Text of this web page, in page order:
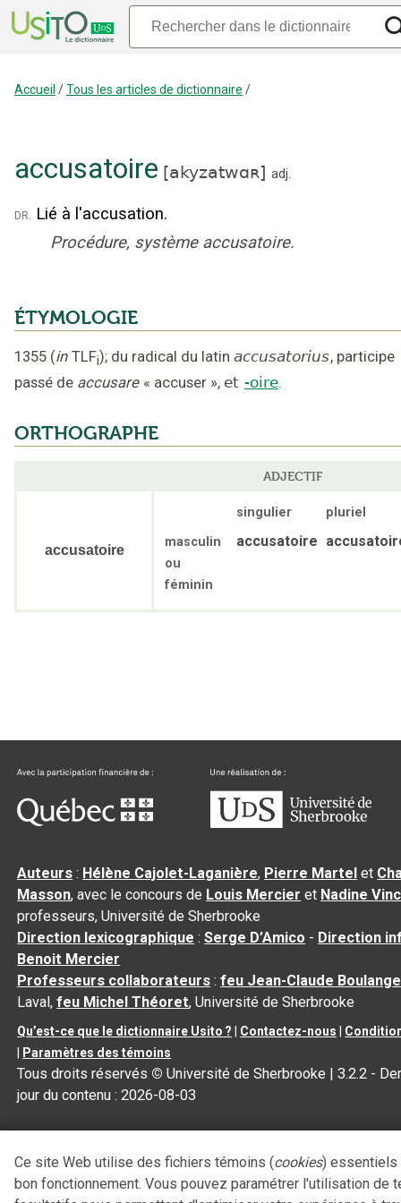
Accueil /Tous les articles de dictionnaire /
accusatoire [akyzatwɑʀ] adj.
dr. Lié à l'accusation.
Procédure, système accusatoire.
ÉTYMOLOGIE
1355 (in TLFi); du radical du latin accusatorius, participe
passé de accusare « accuser », et -oire.
ORTHOGRAPHE
ADJECTIF
accusatoire
singulier
pluriel
masculin
ou
féminin
accusatoire
Auteurs : Hélène Cajolet-Laganière, Pierre Martel et
Masson, avec le concours de Louis Mercier et Nadine
professeurs, Université de Sherbrooke
Direction lexicographique :Serge D’Amico - Direction
Benoit Mercier
Professeurs collaborateurs :feu Jean-Claude
Laval,feu Michel Théoret, Université de Sherbrooke
Qu’est-ce que le dictionnaire Usito ? Contactez-nous
Paramètres des témoins
Tous droits réservés © Université de Sherbrooke |3.2.2 -
jour du contenu :2026-08-03
Ce site Web utilise des fichiers témoins (cookies) essentiels
bon fonctionnement. Vous pouvez paramétrer l'utilisation de